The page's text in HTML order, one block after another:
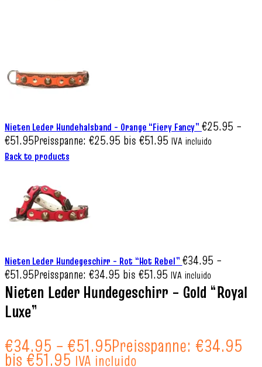
Nieten Leder Hundehalsband – Orange “Fiery Fancy” €25.95 –
€51.95Preisspanne: €25.95 bis €51.95 IVA incluido
Back to products
Nieten Leder Hundegeschirr – Rot “Hot Rebel” €34.95 –
€51.95Preisspanne: €34.95 bis €51.95 IVA incluido
Nieten Leder Hundegeschirr – Gold “Royal
Luxe”
€34.95 – €51.95Preisspanne: €34.95
bis €51.95 IVA incluido